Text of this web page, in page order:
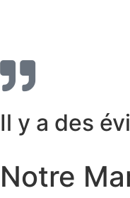
Il y a des
Notre